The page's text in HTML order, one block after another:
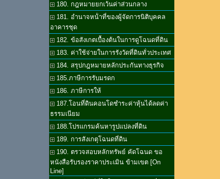
180. กฎหมายยกเว้นค่าส่วนกลาง
181. อำนาจหน้่าที่ของผู้จัดการนิติบุคคล
อาคารชุด
182. ข้อสังเกตเบื้องต้นในการดูโฉนดที่ดิน
183. ค่าใช้จ่ายในการรังวัดที่ดินทั่วประเทศ
184. สรุปกฎหมายหลักประกันทางธุรกิจ
185.ภาษีการรับมรดก
186. ภาษีการให้
187.โอนที่ดินคอนโดชำระค่าหุ้นได้ลดค่า
ธรรมเนียม
188.โปรแกรมค้นหารูปแปลงที่ดิน
189. การสังเกตุโฉนดที่ดิน
190. ตรวจสอบหลักทรัพย์ คัดโฉนด ขอ
หนังสือรับรองราคาประเมิน ข้ามเขต [On
Line]